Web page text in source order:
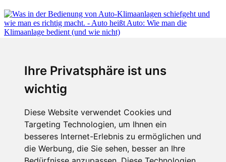
Ihre Privatsphäre ist uns
wichtig
Diese Website verwendet Cookies und
Targeting Technologien, um Ihnen ein
besseres Internet-Erlebnis zu ermöglichen und
die Werbung, die Sie sehen, besser an Ihre
Auto heißt Auto: Wie man die Klimaanlage bedient (und wie nicht)
Fabian Steiner
Der großen Katzensprung mit dem Jaguar Type 01